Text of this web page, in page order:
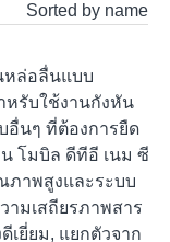
Sorted by name
หล่อลื่นแบบ
หรับใช้งานกังหัน
อื่นๆ ที่ต้องการยืด
โมบิล ดีทีอี เนม ซี
าพสูงและระบบ
มเสถียรภาพสาร
เยี่ยม, แยกตัวจาก